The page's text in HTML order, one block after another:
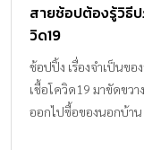
สายช้อปต้องรู้วิธี
วิด19
ช้อปปิ้ง เรื่องจำเป็นขอ
เชื้อโควิด19 มาขัดขว
ออกไปซื้อของนอกบ้าน